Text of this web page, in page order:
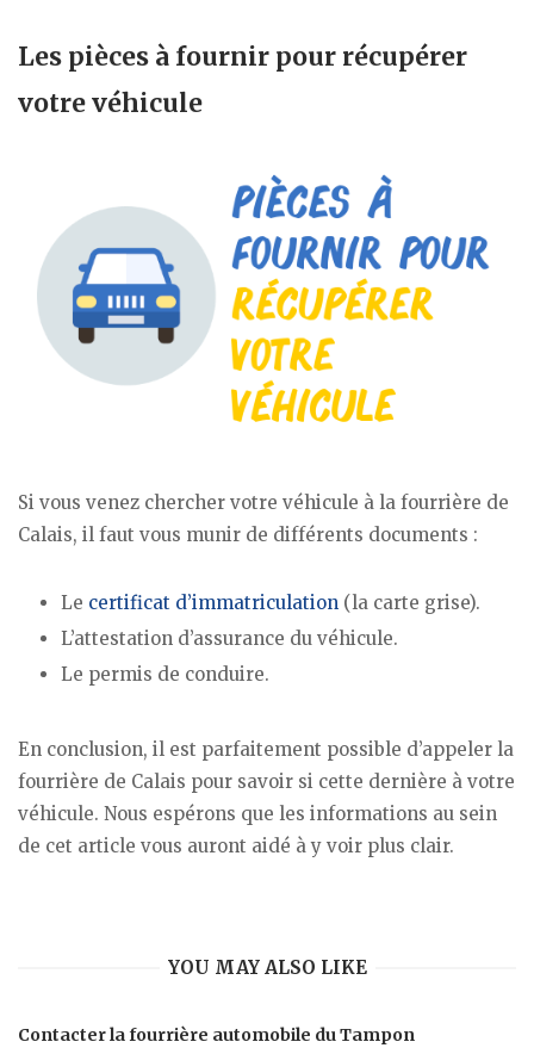
Les pièces à fournir pour récupérer
votre véhicule
Si vous venez chercher votre véhicule à la fourrière de
Calais, il faut vous munir de différents documents :
Le certificat d’immatriculation (la carte grise).
L’attestation d’assurance du véhicule.
Le permis de conduire.
En conclusion, il est parfaitement possible d’appeler la
fourrière de Calais pour savoir si cette dernière à votre
véhicule. Nous espérons que les informations au sein
de cet article vous auront aidé à y voir plus clair.
YOU MAY ALSO LIKE
Contacter la fourrière automobile du Tampon